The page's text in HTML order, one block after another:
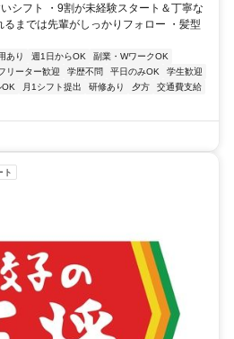
シフト ・9割が未経験スタート＆丁寧な
までは先輩がしっかりフォロー ・髪型
あり 週1日からOK
副業・WワークOK
リーター歓迎 学歴不問 平日のみOK
学生歓迎
OK 月1シフト提出 研修あり 夕方
交通費支給
ト